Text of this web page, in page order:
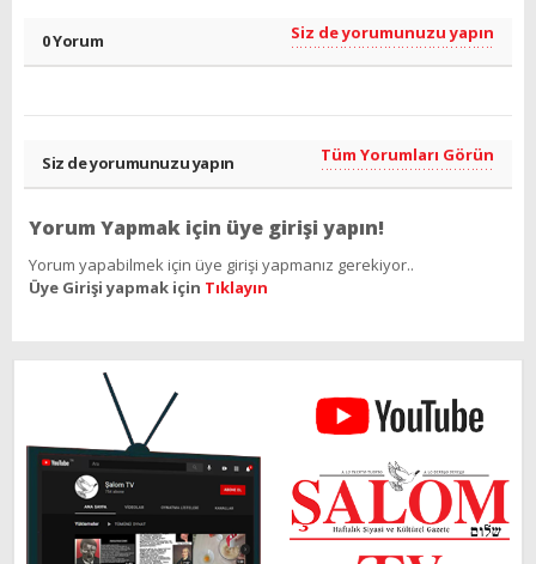
0 Yorum Siz de yorumunuzu yapın
Siz de yorumunuzu yapın Tüm Yorumları Görün
Yorum Yapmak için üye girişi yapın!
Yorum yapabilmek için üye girişi yapmanız gerekiyor..
Üye Girişi yapmak için Tıklayın